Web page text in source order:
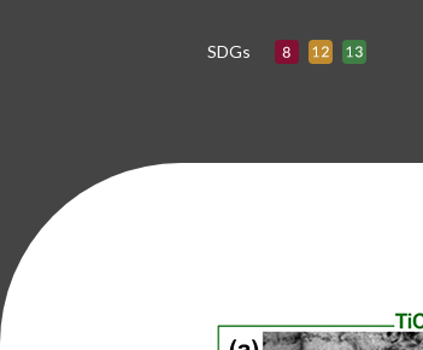
SDGs